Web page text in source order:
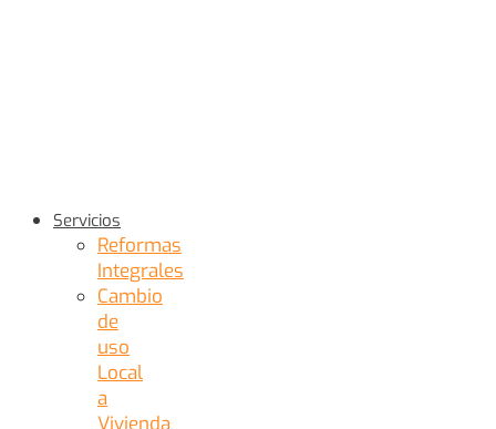
Servicios
Reformas
Integrales
Cambio
de
uso
Local
a